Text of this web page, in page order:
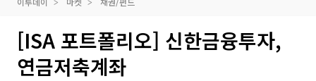
[ISA 포트폴리오] 신한금융투자,
연금저축계좌